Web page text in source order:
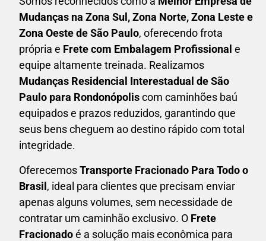
Mudanças na Zona Sul, Zona Norte, Zona Leste e
Zona Oeste de São Paulo, oferecendo frota
própria e Frete com Embalagem Profissional e
equipe altamente treinada. Realizamos
Mudanças Residencial Interestadual de São
Paulo para Rondonópoliscom caminhões baú
equipados e prazos reduzidos, garantindo que
seus bens cheguem ao destino rápido com total
integridade.
OferecemosTransporte Fracionado Para Todo o
Brasil, ideal para clientes que precisam enviar
apenas alguns volumes, sem necessidade de
contratar um caminhão exclusivo. O Frete
Fracionadoé a solução mais econômica para